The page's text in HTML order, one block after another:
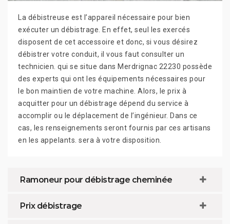
La débistreuse est l’appareil nécessaire pour bien
exécuter un débistrage. En effet, seul les exercés
disposent de cet accessoire et donc, si vous désirez
débistrer votre conduit, il vous faut consulter un
technicien. qui se situe dans Merdrignac 22230 possède
des experts qui ont les équipements nécessaires pour
le bon maintien de votre machine. Alors, le prix à
acquitter pour un débistrage dépend du service à
accomplir ou le déplacement de l’ingénieur. Dans ce
cas, les renseignements seront fournis par ces artisans
en les appelants. sera à votre disposition.
Ramoneur pour débistrage cheminée
Prix débistrage